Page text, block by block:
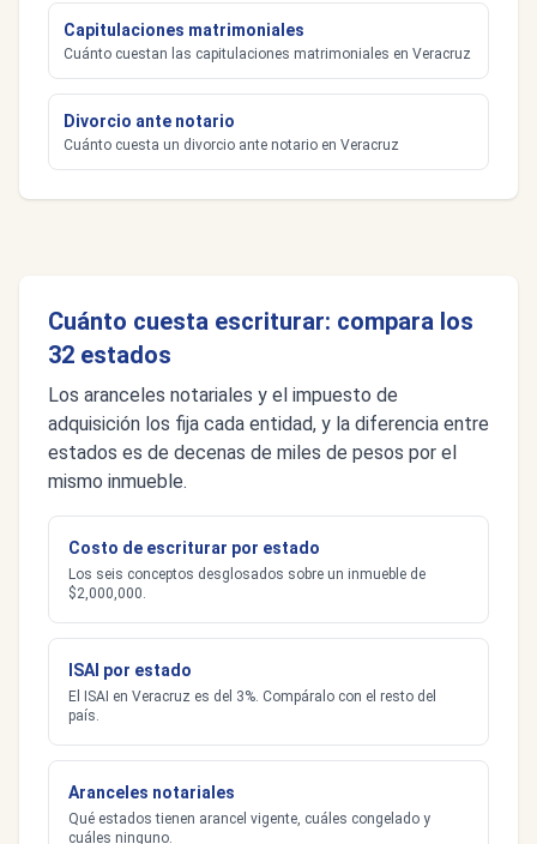
Capitulaciones matrimoniales
Cuánto cuestan las capitulaciones matrimoniales en Veracruz
Divorcio ante notario
Cuánto cuesta un divorcio ante notario en Veracruz
Cuánto cuesta escriturar: compara los
32 estados
Los aranceles notariales y el impuesto de
adquisición los fija cada entidad, y la diferencia entre
estados es de decenas de miles de pesos por el
mismo inmueble.
Costo de escriturar por estado
Los seis conceptos desglosados sobre un inmueble de
$2,000,000.
ISAI por estado
El ISAI en Veracruz es del 3%. Compáralo con el resto del
país.
Aranceles notariales
Qué estados tienen arancel vigente, cuáles congelado y
cuáles ninguno.